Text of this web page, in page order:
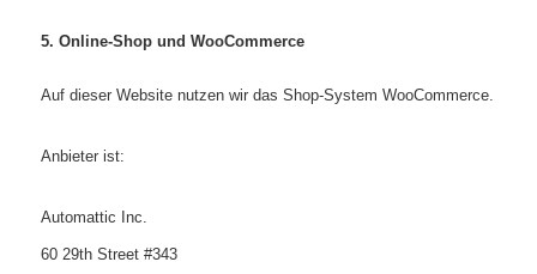
5. Online‑Shop und WooCommerce
Auf dieser Website nutzen wir das Shop‑System WooCommerce.
Anbieter ist:
Automattic Inc.
60 29th Street #343